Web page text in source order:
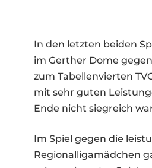
In den letzten beiden
im Gerther Dome
zum Tabellenvierten
mit sehr guten
Ende nicht siegreich
Im Spiel gegen die
Regionalligamädchen